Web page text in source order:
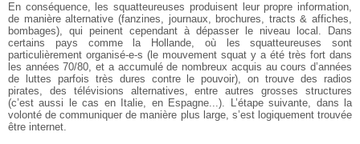
En conséquence, les squatteureuses produisent leur propre information,
de manièrealternative (fanzines, journaux, brochures, tracts & affiches,
bombages), qui peinent cependant à dépasser le niveau local. Dans
certains pays comme laHollande, où les squatteureuses sont
particulièrement organisé-e-s (le mouvement squat y a été très fort dans
les années 70/80, et a accumulé de nombreux acquis au cours d’années
de luttes parfois très dures contre le pouvoir), on trouve des radios
pirates, des télévisions alternatives, entre autres grosses structures
(c’est aussi le cas en Italie, en Espagne...). L’étape suivante, dans la
volonté de communiquer de manière plus large, s’estlogiquement trouvée
être internet.